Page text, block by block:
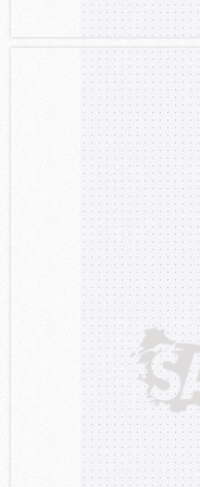
Sizlere daha iyi bir
Sitemizde kendimize
kullanılmaktadır. Bu
verileriniz işlenmekte
toplumu hizmetlerinin
kullanılmaktadır.
kılınması ve
reklam/pazarlama
sınırlı olarak açık
Çerezlere ilişkin
vasıtasıyla
için Ayarlar butonuna
Metnimiziziyaret
6698 sayılı Kişisel
hazırlanmış